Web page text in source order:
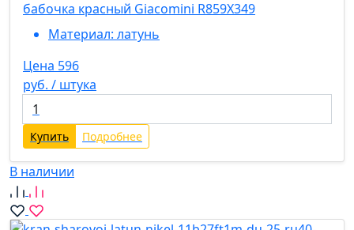
бабочка красный Giacomini R859X349
Материал: латунь
Цена 596
руб. / штука
Купить Подробнее
В наличии